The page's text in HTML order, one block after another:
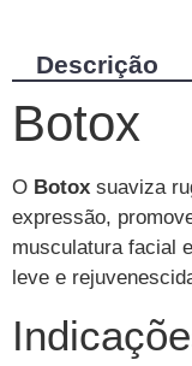
Descrição
Botox
O Botox suaviza
expressão,
musculatura facial
leve e